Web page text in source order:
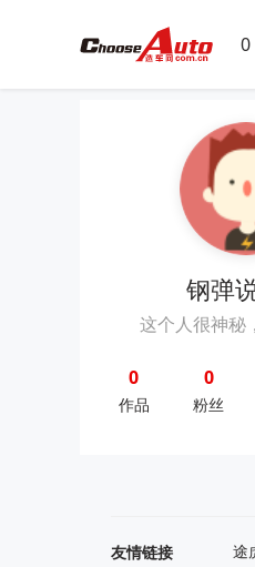
0
钢弹
这个人很神秘
0
作品
0
粉丝
友情链接 途